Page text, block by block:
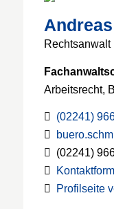
Rechtsanwalt
Arbeitsrecht,
(02241)
(02241)
Profilseite